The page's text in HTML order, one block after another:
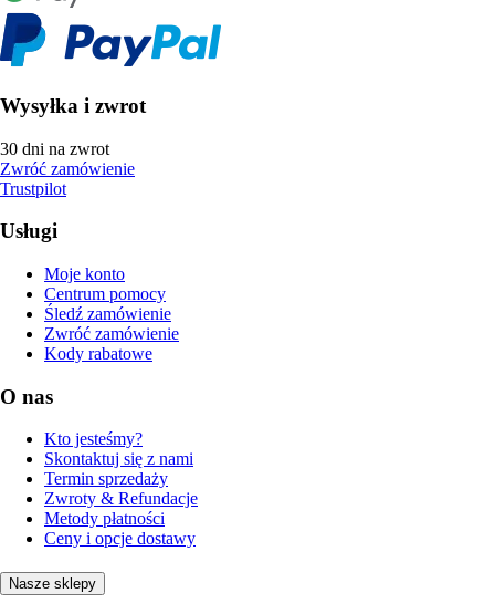
Wysyłka i zwrot
30 dni na zwrot
Zwróć zamówienie
Trustpilot
Usługi
Moje konto
Centrum pomocy
Śledź zamówienie
Zwróć zamówienie
Kody rabatowe
O nas
Kto jesteśmy?
Skontaktuj się z nami
Termin sprzedaży
Zwroty & Refundacje
Metody płatności
Ceny i opcje dostawy
Nasze sklepy